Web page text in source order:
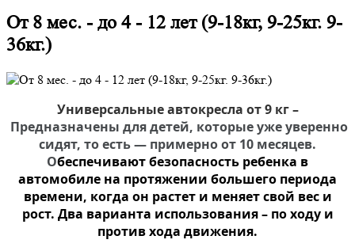
От 8 мес. - до 4 - 12 лет (9-18кг, 9-25кг. 9-
36кг.)
Универсальные автокресла от 9 кг–
Предназначены для детей, которые уже уверенно
сидят, то есть — примерно от 10 месяцев.
Обеспечивают безопасность ребенка в
автомобиле на протяжении большего периода
времени, когда он растет и меняет свой вес и
рост. Два варианта использования – по ходу и
против хода движения.